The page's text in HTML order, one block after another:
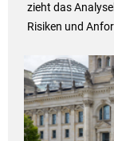
zieht das
Risiken und